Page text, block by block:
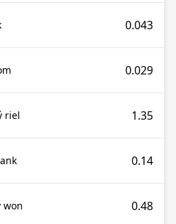
0.043
0.029
riel 1.35
0.14
won 0.48